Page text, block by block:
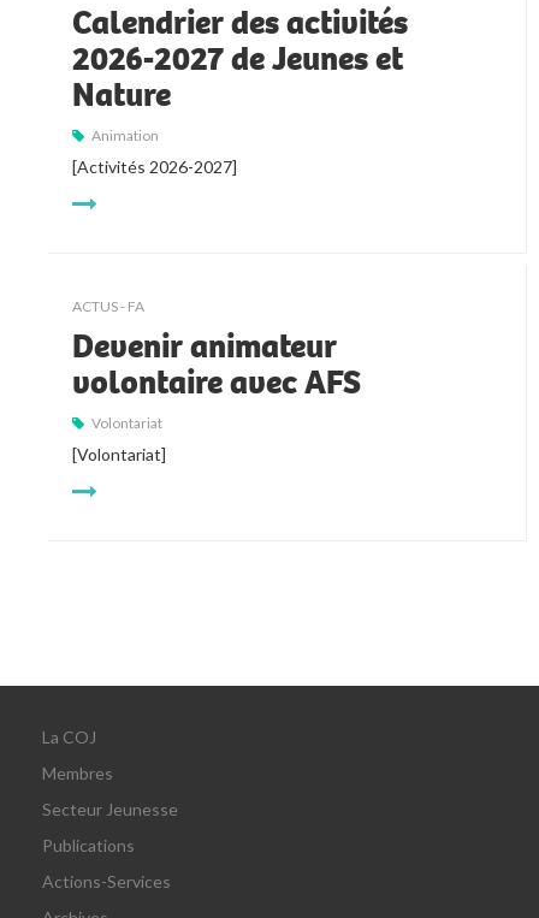
Calendrier des activités
2026-2027 de Jeunes et
Nature
Animation
[Activités 2026-2027]
ACTUS - FA
Devenir animateur
volontaire avec AFS
Volontariat
[Volontariat]
La COJ
Membres
Secteur Jeunesse
Publications
Actions-Services